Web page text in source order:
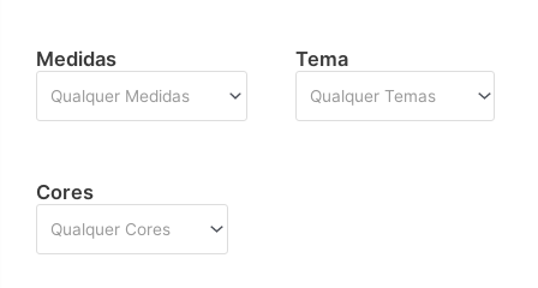
Medidas
Qualquer Medidas
Tema
Qualquer Temas
Cores
Qualquer Cores